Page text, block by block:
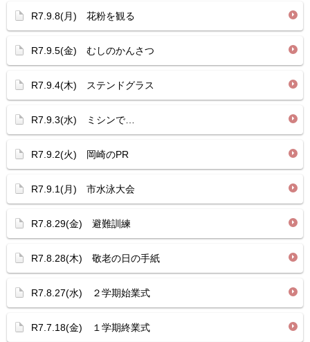
R7.9.8(月) 花粉を観る
R7.9.5(金) むしのかんさつ
R7.9.4(木) ステンドグラス
R7.9.3(水) ミシンで…
R7.9.2(火) 岡崎のPR
R7.9.1(月) 市水泳大会
R7.8.29(金) 避難訓練
R7.8.28(木) 敬老の日の手紙
R7.8.27(水) ２学期始業式
R7.7.18(金) １学期終業式